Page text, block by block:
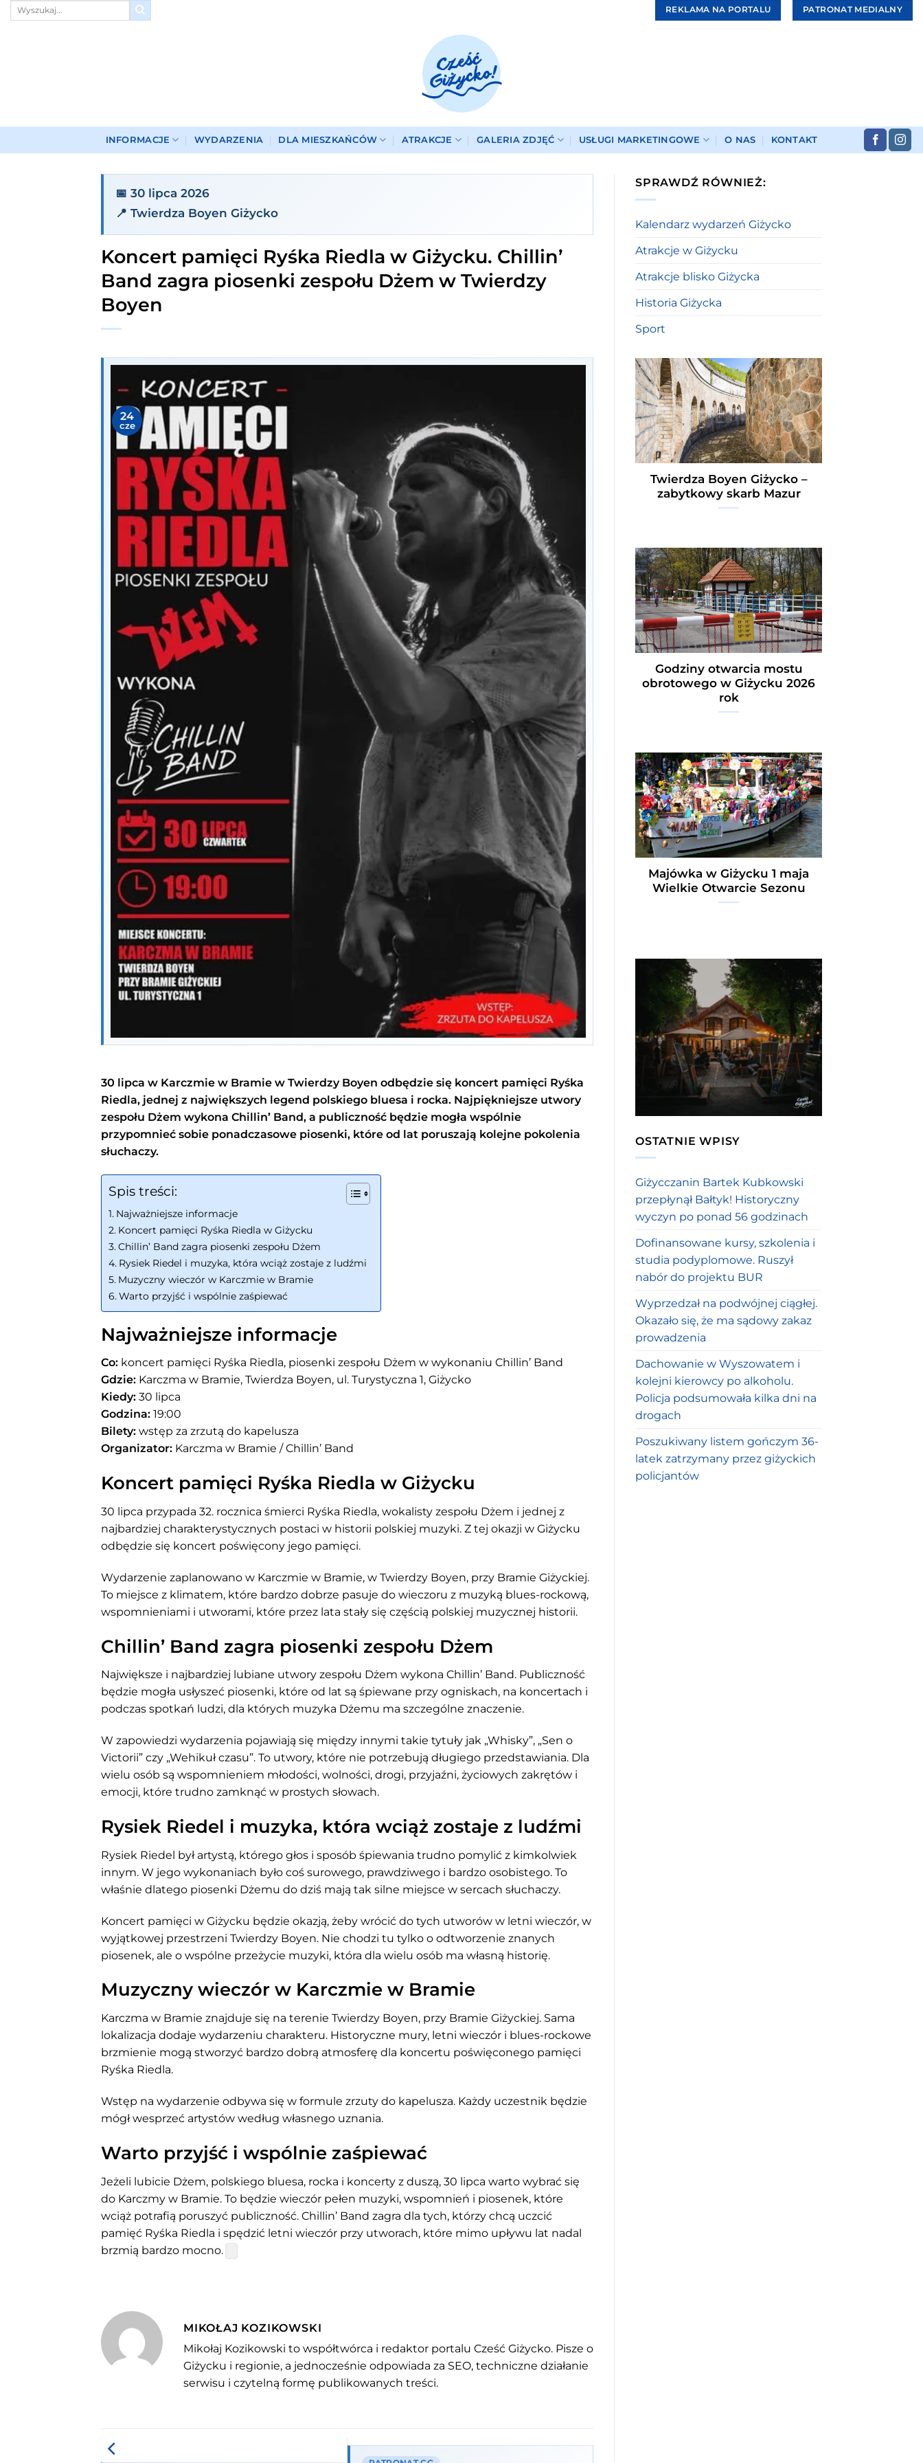
Przewiń
REKLAMA NA PORTALU PATRONAT MEDIALNY
INFORMACJE WYDARZENIA DLA MIESZKAŃCÓW ATRAKCJE GALERIA ZDJĘĆ USŁUGI MARKETINGOWE O NAS KONTAKT
📅 30 lipca 2026
📍 Twierdza Boyen Giżycko
Koncert pamięci Ryśka Riedla w Giżycku. Chillin’
Band zagra piosenki zespołu Dżem w Twierdzy
Boyen
24
cze
30 lipca w Karczmie w Bramie w Twierdzy Boyen odbędzie się koncert pamięci Ryśka
Riedla, jednej z największych legend polskiego bluesa i rocka. Najpiękniejsze utwory
zespołu Dżem wykona Chillin’ Band, a publiczność będzie mogła wspólnie
przypomnieć sobie ponadczasowe piosenki, które od lat poruszają kolejne pokolenia
słuchaczy.
Spis treści:
Najważniejsze informacje
Koncert pamięci Ryśka Riedla w Giżycku
Chillin’ Band zagra piosenki zespołu Dżem
Rysiek Riedel i muzyka, która wciąż zostaje z ludźmi
Muzyczny wieczór w Karczmie w Bramie
Warto przyjść i wspólnie zaśpiewać
Najważniejsze informacje
Co: koncert pamięci Ryśka Riedla, piosenki zespołu Dżem w wykonaniu Chillin’ Band
Gdzie: Karczma w Bramie, Twierdza Boyen, ul. Turystyczna 1, Giżycko
Kiedy: 30 lipca
Godzina: 19:00
Bilety: wstęp za zrzutą do kapelusza
Organizator: Karczma w Bramie / Chillin’ Band
Koncert pamięci Ryśka Riedla w Giżycku
30 lipca przypada 32. rocznica śmierci Ryśka Riedla, wokalisty zespołu Dżem i jednej z
najbardziej charakterystycznych postaci w historii polskiej muzyki. Z tej okazji w Giżycku
odbędzie się koncert poświęcony jego pamięci.
Wydarzenie zaplanowano w Karczmie w Bramie, w Twierdzy Boyen, przy Bramie Giżyckiej.
To miejsce z klimatem, które bardzo dobrze pasuje do wieczoru z muzyką blues-rockową,
wspomnieniami i utworami, które przez lata stały się częścią polskiej muzycznej historii.
Chillin’ Band zagra piosenki zespołu Dżem
Największe i najbardziej lubiane utwory zespołu Dżem wykona Chillin’ Band. Publiczność
będzie mogła usłyszeć piosenki, które od lat są śpiewane przy ogniskach, na koncertach i
podczas spotkań ludzi, dla których muzyka Dżemu ma szczególne znaczenie.
W zapowiedzi wydarzenia pojawiają się między innymi takie tytuły jak „Whisky”, „Sen o
Victorii” czy „Wehikuł czasu”. To utwory, które nie potrzebują długiego przedstawiania. Dla
wielu osób są wspomnieniem młodości, wolności, drogi, przyjaźni, życiowych zakrętów i
emocji, które trudno zamknąć w prostych słowach.
Rysiek Riedel i muzyka, która wciąż zostaje z ludźmi
Rysiek Riedel był artystą, którego głos i sposób śpiewania trudno pomylić z kimkolwiek
innym. W jego wykonaniach było coś surowego, prawdziwego i bardzo osobistego. To
właśnie dlatego piosenki Dżemu do dziś mają tak silne miejsce w sercach słuchaczy.
Koncert pamięci w Giżycku będzie okazją, żeby wrócić do tych utworów w letni wieczór, w
wyjątkowej przestrzeni Twierdzy Boyen. Nie chodzi tu tylko o odtworzenie znanych
piosenek, ale o wspólne przeżycie muzyki, która dla wielu osób ma własną historię.
Muzyczny wieczór w Karczmie w Bramie
Karczma w Bramie znajduje się na terenie Twierdzy Boyen, przy Bramie Giżyckiej. Sama
lokalizacja dodaje wydarzeniu charakteru. Historyczne mury, letni wieczór i blues-rockowe
brzmienie mogą stworzyć bardzo dobrą atmosferę dla koncertu poświęconego pamięci
Ryśka Riedla.
Wstęp na wydarzenie odbywa się w formule zrzuty do kapelusza. Każdy uczestnik będzie
mógł wesprzeć artystów według własnego uznania.
Warto przyjść i wspólnie zaśpiewać
Jeżeli lubicie Dżem, polskiego bluesa, rocka i koncerty z duszą, 30 lipca warto wybrać się
do Karczmy w Bramie. To będzie wieczór pełen muzyki, wspomnień i piosenek, które
wciąż potrafią poruszyć publiczność. Chillin’ Band zagra dla tych, którzy chcą uczcić
pamięć Ryśka Riedla i spędzić letni wieczór przy utworach, które mimo upływu lat nadal
brzmią bardzo mocno.
MIKOŁAJ KOZIKOWSKI
Mikołaj Kozikowski to współtwórca i redaktor portalu Cześć Giżycko. Pisze o
Giżycku i regionie, a jednocześnie odpowiada za SEO, techniczne działanie
serwisu i czytelną formę publikowanych treści.
SPRAWDŹ RÓWNIEŻ:
Kalendarz wydarzeń Giżycko
Atrakcje w Giżycku
Atrakcje blisko Giżycka
Historia Giżycka
Sport
Twierdza Boyen Giżycko –
zabytkowy skarb Mazur
Godziny otwarcia mostu
obrotowego w Giżycku 2026
rok
Majówka w Giżycku 1 maja
Wielkie Otwarcie Sezonu
OSTATNIE WPISY
Giżycczanin Bartek Kubkowski
przepłynął Bałtyk! Historyczny
wyczyn po ponad 56 godzinach
Dofinansowane kursy, szkolenia i
studia podyplomowe. Ruszył
nabór do projektu BUR
Wyprzedzał na podwójnej ciągłej.
Okazało się, że ma sądowy zakaz
prowadzenia
Dachowanie w Wyszowatem i
kolejni kierowcy po alkoholu.
Policja podsumowała kilka dni na
drogach
Poszukiwany listem gończym 36-
latek zatrzymany przez giżyckich
policjantów